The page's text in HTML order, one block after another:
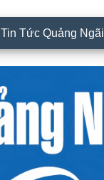
Tin Tức Quảng Ngãi